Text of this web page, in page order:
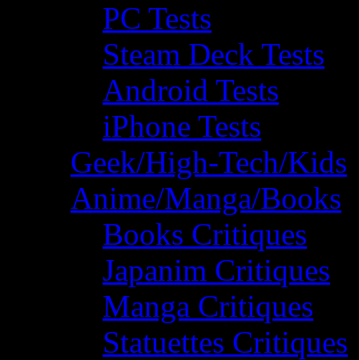
PC Tests
Steam Deck Tests
Android Tests
iPhone Tests
Geek/High-Tech/Kids
Anime/Manga/Books
Books Critiques
Japanim Critiques
Manga Critiques
Statuettes Critiques